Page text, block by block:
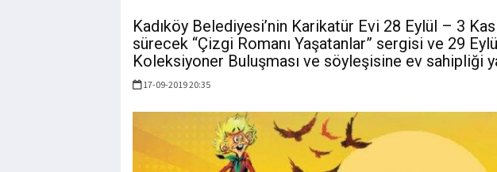
Kadıköy Belediyesi’nin Karikatür Evi 28 Eylül – 3
sürecek “Çizgi Romanı Yaşatanlar” sergisi ve 29
Koleksiyoner Buluşması ve söyleşisine ev sahipliği
17-09-2019 20:35